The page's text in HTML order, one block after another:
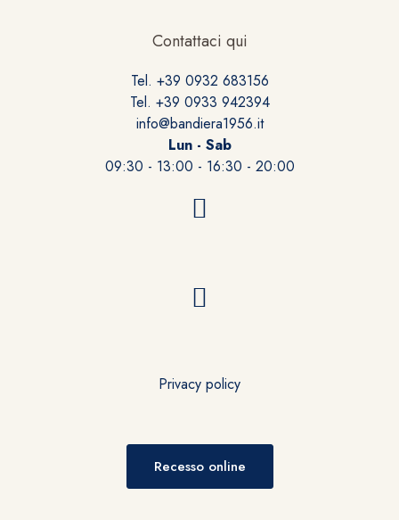
Contattaci qui
Tel. +39 0932 683156
Tel. +39 0933 942394
info@bandiera1956.it
Lun - Sab
09:30 - 13:00 - 16:30 - 20:00
Privacy policy
Recesso online